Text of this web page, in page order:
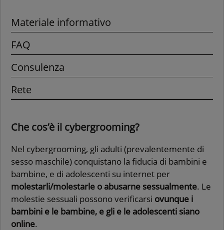
Materiale informativo
FAQ
Consulenza
Rete
Che cos’è il cybergrooming?
Nel cybergrooming, gli adulti (prevalentemente di
sesso maschile) conquistano la fiducia di bambini e
bambine, e di adolescenti su internet per
molestarli/molestarle o abusarne sessualmente. Le
molestie sessuali possono verificarsi ovunque i
bambini e le bambine, e gli e le adolescenti siano
online.